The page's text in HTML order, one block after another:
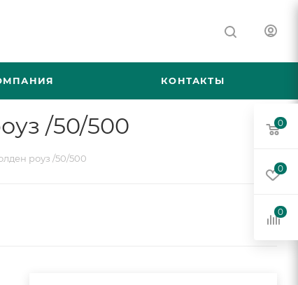
КОНТАКТЫ
/50/500
роуз /50/500
0
0
0